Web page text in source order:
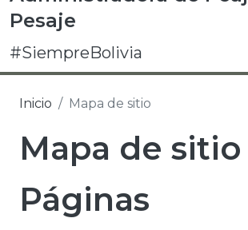
Pesaje
#SiempreBolivia
Inicio Mapa de sitio
Mapa de sitio
Páginas